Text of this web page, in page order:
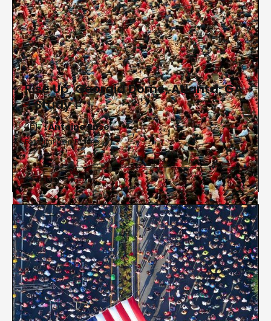
Rise Up, Georgia Dome, Atlanta, GA
- Study 1
2017 |Antoine Rose
Fotografía en Diasec
Administrative Offices 